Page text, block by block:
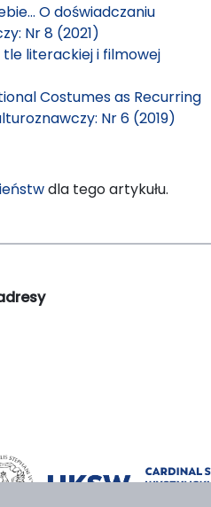
O doświadczaniu
Nr 8 (2021)
tle literackiej i filmowej
Costumes as Recurring
Nr 6 (2019)
dla tego artykułu.